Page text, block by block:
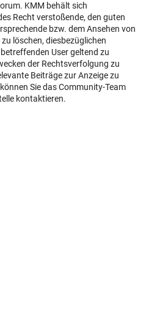
KMM behält sich
Recht verstoßende, den guten
bzw. dem Ansehen von
löschen, diesbezüglichen
User geltend zu
der Rechtsverfolgung zu
Beiträge zur Anzeige zu
können Sie das Community-Team
kontaktieren.